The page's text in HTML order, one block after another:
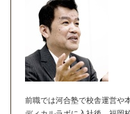
前職では河合塾で校舎運営や